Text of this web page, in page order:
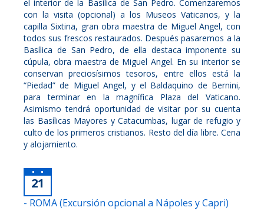
el interior de la Basílica de San Pedro. Comenzaremos
con la visita (opcional) a los Museos Vaticanos, y la
capilla Sixtina, gran obra maestra de Miguel Angel, con
todos sus frescos restaurados. Después pasaremos a la
Basílica de San Pedro, de ella destaca imponente su
cúpula, obra maestra de Miguel Angel. En su interior se
conservan preciosísimos tesoros, entre ellos está la
“Piedad” de Miguel Angel, y el Baldaquino de Bernini,
para terminar en la magnífica Plaza del Vaticano.
Asimismo tendrá oportunidad de visitar por su cuenta
las Basílicas Mayores y Catacumbas, lugar de refugio y
culto de los primeros cristianos. Resto del día libre. Cena
y alojamiento.
21
- ROMA (Excursión opcional a Nápoles y Capri)